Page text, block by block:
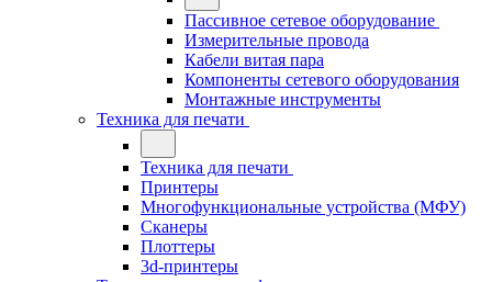
Пассивное сетевое оборудование
Измерительные провода
Кабели витая пара
Компоненты сетевого оборудования
Монтажные инструменты
Техника для печати
Техника для печати
Принтеры
Многофункциональные устройства (МФУ)
Сканеры
Плоттеры
3d-принтеры